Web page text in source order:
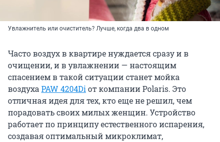
Увлажнитель или очиститель? Лучше, когда два в одном
Часто воздух в квартире нуждается сразу и в
очищении, и в увлажнении — настоящим
спасением в такой ситуации станет мойка
воздухаPAW 4204Diот компании Polaris. Это
отличная идея для тех, кто еще не решил, чем
порадовать своих милых женщин. Устройство
работает по принципу естественного испарения,
создавая оптимальный микроклимат,